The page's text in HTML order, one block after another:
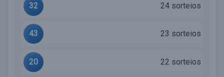
32 24 sorteios
43 23 sorteios
20 22 sorteios